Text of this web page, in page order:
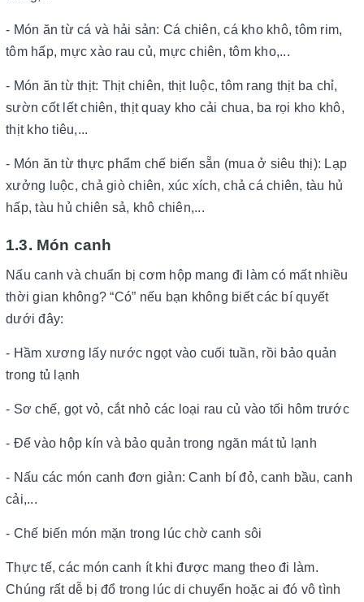
- Món ăn từ cá và hải sản: Cá chiên, cá kho khô, tôm rim,
tôm hấp, mực xào rau củ, mực chiên, tôm kho,...
- Món ăn từ thịt: Thịt chiên, thịt luộc, tôm rang thịt ba chỉ,
sườn cốt lết chiên, thịt quay kho cải chua, ba rọi kho khô,
thịt kho tiêu,...
- Món ăn từ thực phẩm chế biến sẵn (mua ở siêu thị): Lạp
xưởng luộc, chả giò chiên, xúc xích, chả cá chiên, tàu hủ
hấp, tàu hủ chiên sả, khô chiên,...
1.3. Món canh
Nấu canh và chuẩn bị cơm hộp mang đi làm có mất nhiều
thời gian không? “Có” nếu bạn không biết các bí quyết
dưới đây:
- Hầm xương lấy nước ngọt vào cuối tuần, rồi bảo quản
trong tủ lạnh
- Sơ chế, gọt vỏ, cắt nhỏ các loại rau củ vào tối hôm trước
- Để vào hộp kín và bảo quản trong ngăn mát tủ lạnh
- Nấu các món canh đơn giản: Canh bí đỏ, canh bầu, canh
cải,...
- Chế biến món mặn trong lúc chờ canh sôi
Thực tế, các món canh ít khi được mang theo đi làm.
Chúng rất dễ bị đổ trong lúc di chuyển hoặc ai đó vô tình